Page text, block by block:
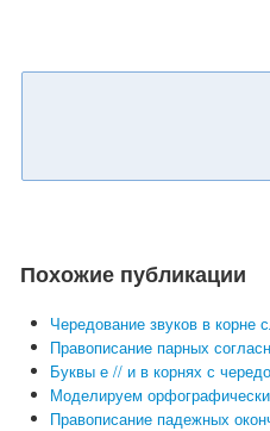
Похожие публикации
Чередование звуков в корне
Правописание парных
Буквы е // и в корнях с
Моделируем
Правописание падежных